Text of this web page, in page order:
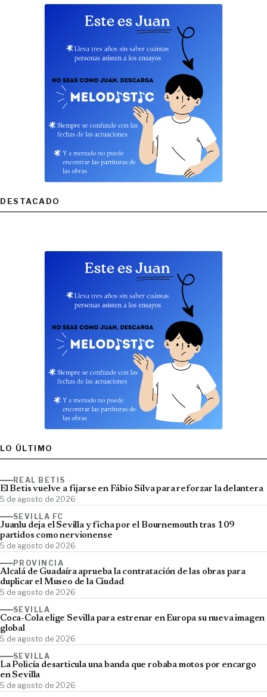
DESTACADO
LO ÚLTIMO
REAL BETIS
El Betis vuelve a fijarse en Fábio Silva para reforzar la delantera
5 de agosto de 2026
SEVILLA FC
Juanlu deja el Sevilla y ficha por el Bournemouth tras 109
partidos como nervionense
5 de agosto de 2026
PROVINCIA
Alcalá de Guadaíra aprueba la contratación de las obras para
duplicar el Museo de la Ciudad
5 de agosto de 2026
SEVILLA
Coca-Cola elige Sevilla para estrenar en Europa su nueva imagen
global
5 de agosto de 2026
SEVILLA
La Policía desarticula una banda que robaba motos por encargo
en Sevilla
5 de agosto de 2026